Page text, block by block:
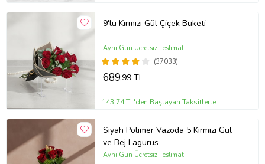
9'lu Kırmızı Gül Çiçek Buketi
(37033)
Aynı Gün Ücretsiz Teslimat
689,99 TL
143,74 TL'den Başlayan Taksitlerle
Siyah Polimer Vazoda 5 Kırmızı Gül
ve Bej Lagurus
Aynı Gün Ücretsiz Teslimat